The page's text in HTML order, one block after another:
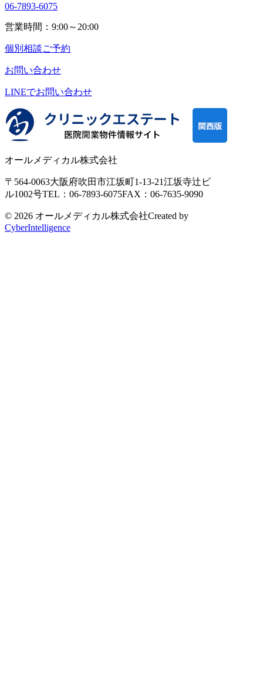
06-7893-6075
営業時間：9:00～20:00
個別相談ご予約
お問い合わせ
LINEでお問い合わせ
オールメディカル株式会社
〒564-0063大阪府吹田市江坂町1-13-21江坂寺辻ビ
ル1002号TEL：06-7893-6075FAX：06-7635-9090
© 2026 オールメディカル株式会社Created by
CyberIntelligence